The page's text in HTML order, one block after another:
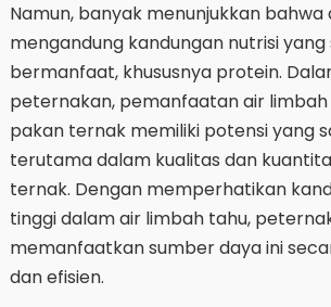
Namun, banyak menunjukkan bahwa
mengandung kandungan nutrisi
bermanfaat, khususnya protein.
peternakan, pemanfaatan air
pakan ternak memiliki potensi yang
terutama dalam kualitas dan
ternak. Dengan memperhatikan
tinggi dalam air limbah tahu,
memanfaatkan sumber daya ini
dan efisien.